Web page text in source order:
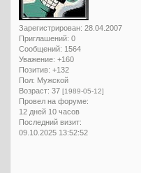
Зарегистрирован: 28.04.2007
Приглашений: 0
Сообщений: 1564
Уважение: +160
Позитив: +132
Пол: Мужской
Возраст: 37 [1989-05-12]
Провел на форуме:
12 дней 10 часов
Последний визит:
09.10.2025 13:52:52